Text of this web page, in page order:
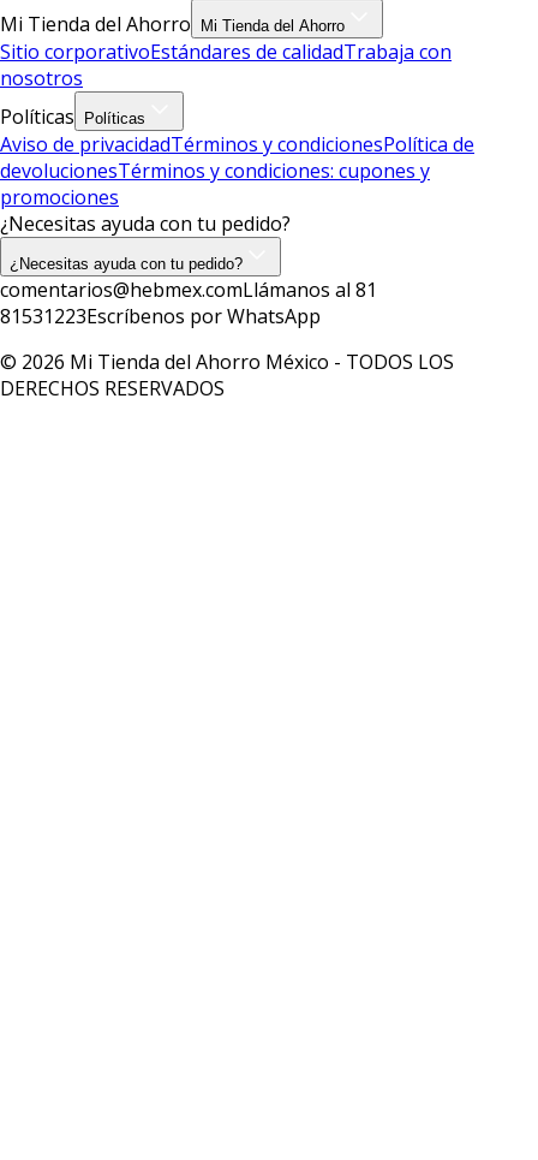
Mi Tienda del Ahorro
Mi Tienda del Ahorro
Sitio corporativoEstándares de calidadTrabaja con
nosotros
Políticas
Políticas
Aviso de privacidadTérminos y condicionesPolítica de
devolucionesTérminos y condiciones: cupones y
promociones
¿Necesitas ayuda con tu pedido?
¿Necesitas ayuda con tu pedido?
comentarios@hebmex.comLlámanos al 81
81531223Escríbenos por WhatsApp
© 2026 Mi Tienda del Ahorro México - TODOS LOS
DERECHOS RESERVADOS